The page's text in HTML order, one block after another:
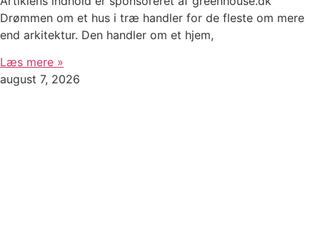
Drømmen om et hus i træ handler for de fleste om mere
end arkitektur. Den handler om et hjem,
Læs mere »
august 7, 2026